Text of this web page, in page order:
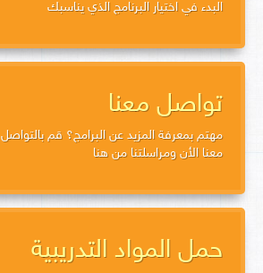
البدء في اختيار البرنامج الذي يناسبك
تواصل معنا
مهتم بمعرفة المزيد عن البرامج؟ قم بالتواصل
معنا الأن ومراسلتنا من هنا
حمل المواد التدريبية